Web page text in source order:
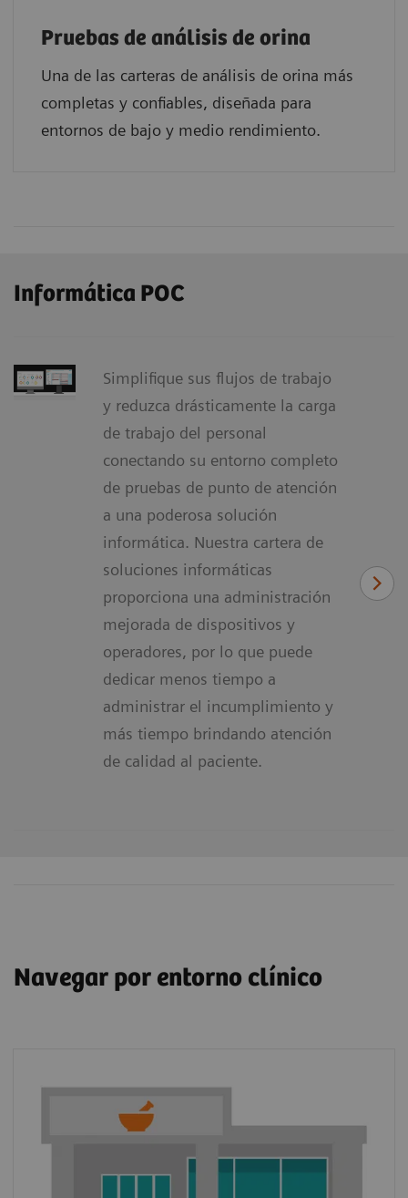
Pruebas de análisis de orina
Una de las carteras de análisis de orina más
completas y confiables, diseñada para
entornos de bajo y medio rendimiento.
Informática POC
Simplifique sus flujos de trabajo
y reduzca drásticamente la carga
de trabajo del personal
conectando su entorno completo
de pruebas de punto de atención
a una poderosa solución
informática. Nuestra cartera de
soluciones informáticas
proporciona una administración
mejorada de dispositivos y
operadores, por lo que puede
dedicar menos tiempo a
administrar el incumplimiento y
más tiempo brindando atención
de calidad al paciente.
Navegar por entorno clínico